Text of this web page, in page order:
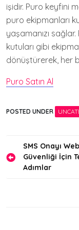
işidir. Puro keyfini
puro ekipmanları
yaşamanızı
kutuları gibi
dönüştürerek, her
Puro Satın Al
POSTED UNDER
Yazı
gezinmesi
SMS Onayı
Güvenliği İçin
Adımlar